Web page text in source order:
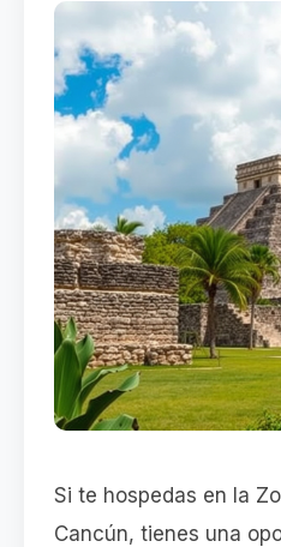
Si te hospedas en la
Cancún, tienes una